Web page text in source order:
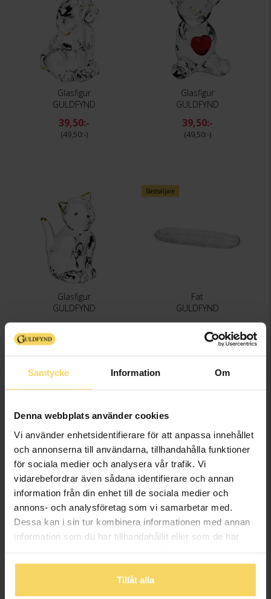
Samtycke Information Om
Denna webbplats använder cookies
Vi använder enhetsidentifierare för att anpassa innehållet
och annonserna till användarna, tillhandahålla funktioner
för sociala medier och analysera vår trafik. Vi
vidarebefordrar även sådana identifierare och annan
information från din enhet till de sociala medier och
annons- och analysföretag som vi samarbetar med.
Dessa kan i sin tur kombinera informationen med annan
information som du har tillhandahållit eller som de har
Tillåt alla
Glasfigur
GULDFYND
39,50:-
49,50:-
Glasfigur
GULDFYND
39,50:-
49,50:-
Glasfigur
GULDFYND
39,50:-
Bästsäljare
Fat
GULDFYND
229:-
Skål i glas
GULDFYND
379:-
Skål i glas
GULDFYND
129:-